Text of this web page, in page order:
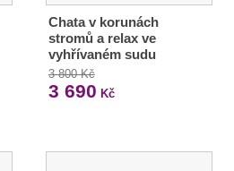
Chata v korunách
stromů a relax ve
vyhřívaném sudu
3 800 Kč
3 690 Kč